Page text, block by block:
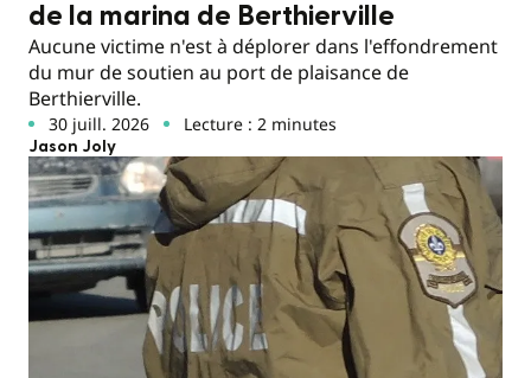
de la marina de Berthierville
Aucune victime n'est à déplorer dans l'effondrement
du mur de soutien au port de plaisance de
Berthierville.
30 juill. 2026 Lecture : 2 minutes
Jason Joly